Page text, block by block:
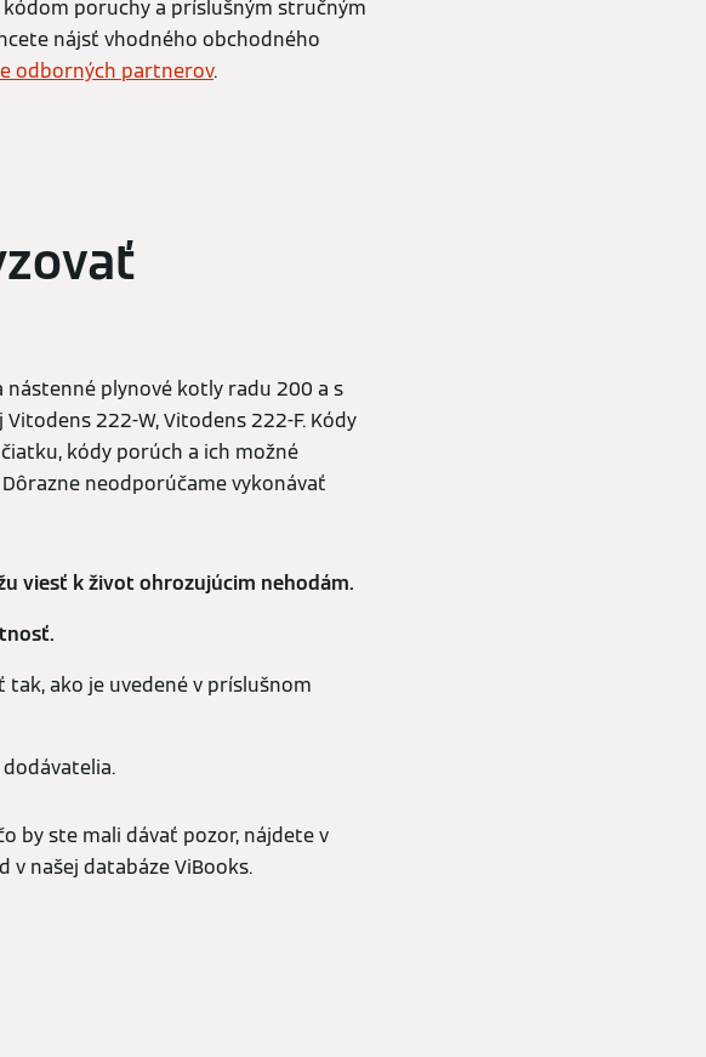
poruchy a príslušným stručným
nájsť vhodného obchodného
odborných partnerov.
plynové kotly radu 200 a s
222-W, Vitodens 222-F. Kódy
kódy porúch a ich možné
neodporúčame vykonávať
viesť k život ohrozujúcim nehodám.
tak, ako je uvedené v príslušnom
by ste mali dávať pozor, nájdete v
v našej databáze ViBooks.